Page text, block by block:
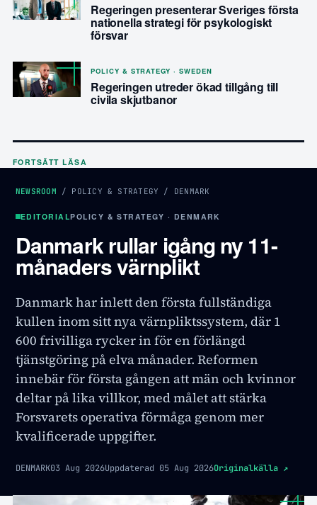
Regeringen presenterar Sveriges första
nationella strategi för psykologiskt
försvar
POLICY & STRATEGY · SWEDEN
Regeringen utreder ökad tillgång till
civila skjutbanor
FORTSÄTT LÄSA
NEWSROOM / POLICY & STRATEGY / DENMARK
EDITORIALPOLICY & STRATEGY · DENMARK
Danmark rullar igång ny 11-
månaders värnplikt
Danmark har inlett den första fullständiga
kullen inom sitt nya värnpliktssystem, där 1
600 frivilliga rycker in för en förlängd
tjänstgöring på elva månader. Reformen
innebär för första gången att män och kvinnor
deltar på lika villkor, med målet att stärka
Forsvarets operativa förmåga genom mer
kvalificerade uppgifter.
DENMARK03 Aug 2026Uppdaterad 05 Aug 2026Originalkälla ↗